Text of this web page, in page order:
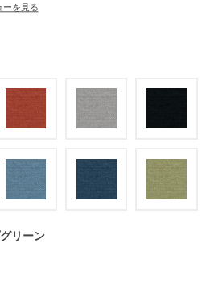
ーを見る
リーン